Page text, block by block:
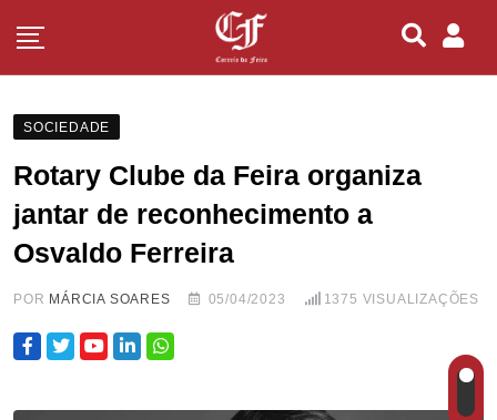
SOCIEDADE
Rotary Clube da Feira organiza
jantar de reconhecimento a
Osvaldo Ferreira
POR MÁRCIA SOARES 05/04/2023 1375 VISUALIZAÇÕES